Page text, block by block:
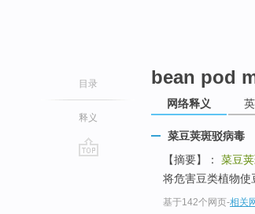
目录
释义
bean pod
网络释义
菜豆荚斑驳病毒
【摘要】： 菜豆
将危害豆类植物使
基于142个网页-相关